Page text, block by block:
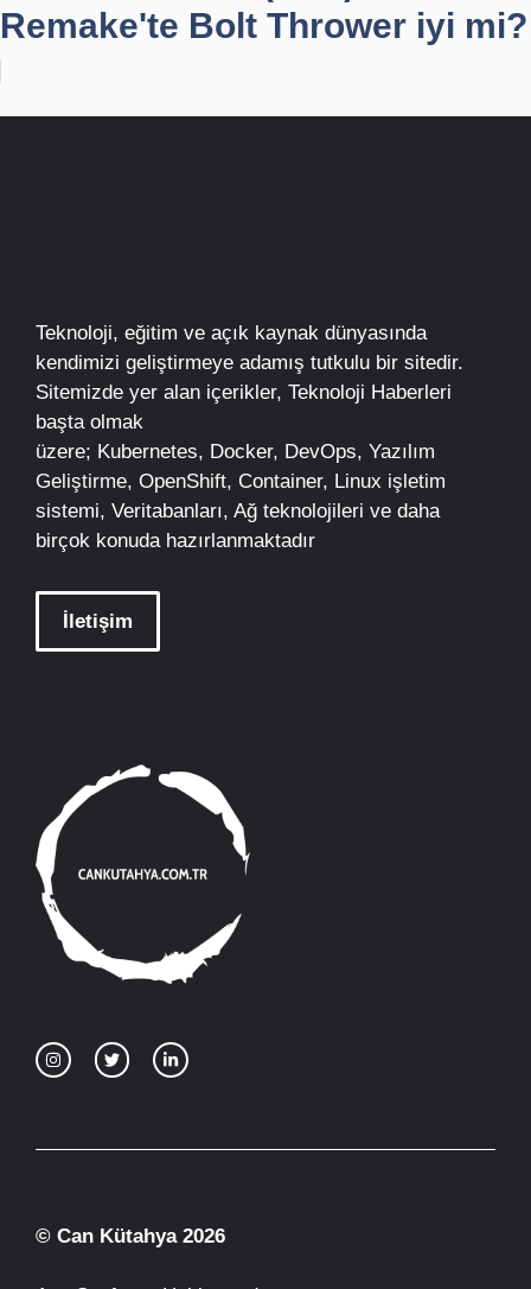
Remake'te Bolt Thrower iyi mi?
Teknoloji, eğitim ve açık kaynak dünyasında
kendimizi geliştirmeye adamış tutkulu bir sitedir.
Sitemizde yer alan içerikler, Teknoloji Haberleri
başta olmak
üzere; Kubernetes, Docker, DevOps, Yazılım
Geliştirme, OpenShift, Container, Linux işletim
sistemi, Veritabanları, Ağ teknolojileri ve daha
birçok konuda hazırlanmaktadır
İletişim
© Can Kütahya 2026